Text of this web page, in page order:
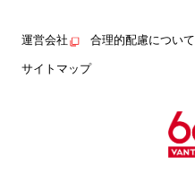
運営会社 合理的配慮について
サイトマップ